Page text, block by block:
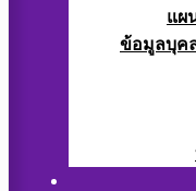
แผ
ข้อมูลบุค